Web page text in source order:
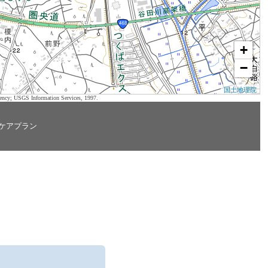
+
−
国土地理院
USGS Information Services, 1997.
アプラン